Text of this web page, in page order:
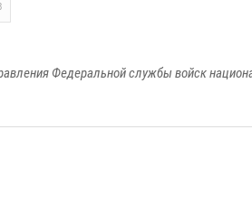
Федеральной службы войск